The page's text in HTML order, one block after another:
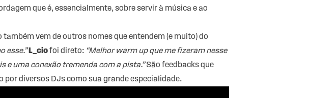
que é, essencialmente, sobre servir à música e ao
vem de outros nomes que entendem (e muito) do
esse.” L_ciofoi direto: “Melhor warm up que me fizeram nesse
e uma conexão tremenda com a pista.”São feedbacks que
diversos DJs como sua grande especialidade.